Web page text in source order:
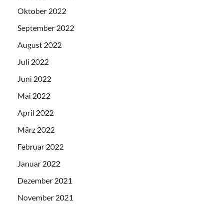
Oktober 2022
September 2022
August 2022
Juli 2022
Juni 2022
Mai 2022
April 2022
März 2022
Februar 2022
Januar 2022
Dezember 2021
November 2021